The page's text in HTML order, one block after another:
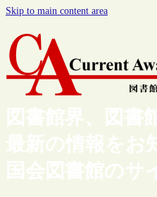
Skip to main content area
図書館界、図書
最新の情報をお
国会図書館のサ